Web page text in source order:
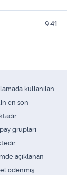
9.41
kullanılan
en son
grupları
açıklanan
ödenmiş